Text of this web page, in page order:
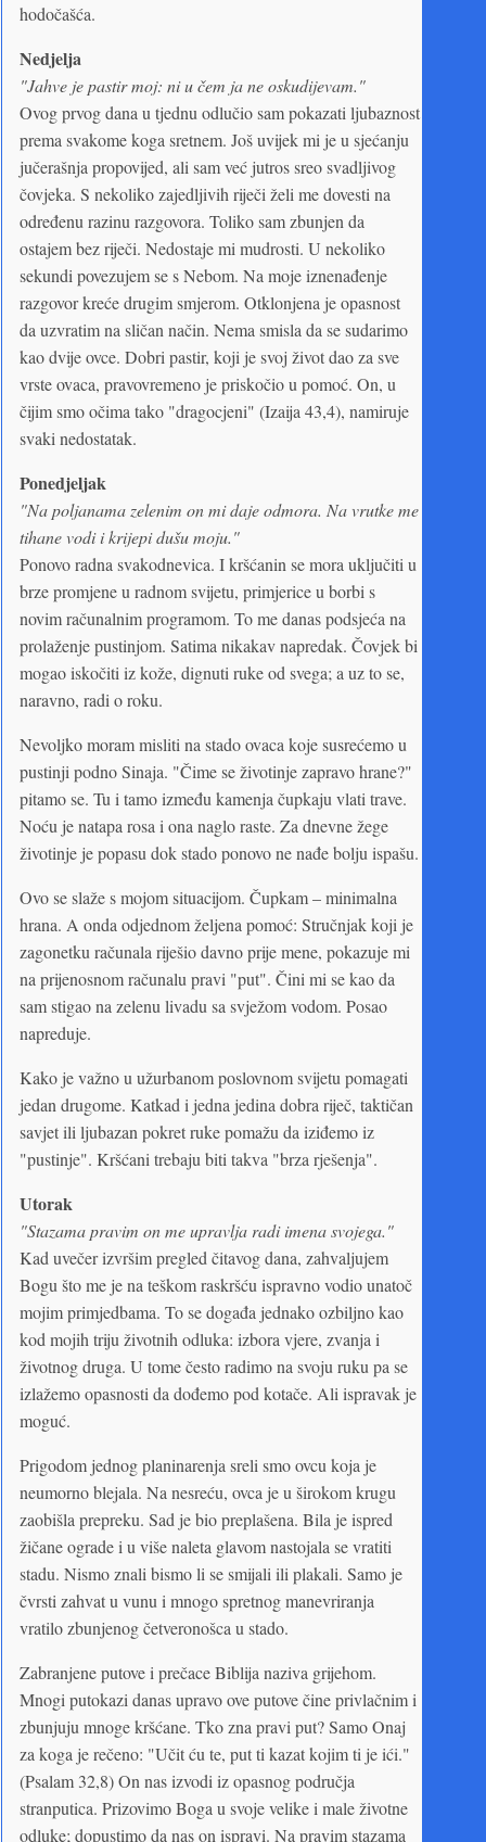
hodočašća.
Nedjelja
"Jahve je pastir moj: ni u čem ja ne oskudijevam."
Ovog prvog dana u tjednu odlučio sam pokazati ljubaznost
prema svakome koga sretnem. Još uvijek mi je u sjećanju
jučerašnja propovijed, ali sam već jutros sreo svadljivog
čovjeka. S nekoliko zajedljivih riječi želi me dovesti na
određenu razinu razgovora. Toliko sam zbunjen da
ostajem bez riječi. Nedostaje mi mudrosti. U nekoliko
sekundi povezujem se s Nebom. Na moje iznenađenje
razgovor kreće drugim smjerom. Otklonjena je opasnost
da uzvratim na sličan način. Nema smisla da se sudarimo
kao dvije ovce. Dobri pastir, koji je svoj život dao za sve
vrste ovaca, pravovremeno je priskočio u pomoć. On, u
čijim smo očima tako "dragocjeni" (Izaija 43,4), namiruje
svaki nedostatak.
Ponedjeljak
"Na poljanama zelenim on mi daje odmora. Na vrutke me
tihane vodi i krijepi dušu moju."
Ponovo radna svakodnevica. I kršćanin se mora uključiti u
brze promjene u radnom svijetu, primjerice u borbi s
novim računalnim programom. To me danas podsjeća na
prolaženje pustinjom. Satima nikakav napredak. Čovjek bi
mogao iskočiti iz kože, dignuti ruke od svega; a uz to se,
naravno, radi o roku.
Nevoljko moram misliti na stado ovaca koje susrećemo u
pustinji podno Sinaja. "Čime se životinje zapravo hrane?"
pitamo se. Tu i tamo između kamenja čupkaju vlati trave.
Noću je natapa rosa i ona naglo raste. Za dnevne žege
životinje je popasu dok stado ponovo ne nađe bolju ispašu.
Ovo se slaže s mojom situacijom. Čupkam – minimalna
hrana. A onda odjednom željena pomoć: Stručnjak koji je
zagonetku računala riješio davno prije mene, pokazuje mi
na prijenosnom računalu pravi "put". Čini mi se kao da
sam stigao na zelenu livadu sa svježom vodom. Posao
napreduje.
Kako je važno u užurbanom poslovnom svijetu pomagati
jedan drugome. Katkad i jedna jedina dobra riječ, taktičan
savjet ili ljubazan pokret ruke pomažu da iziđemo iz
"pustinje". Kršćani trebaju biti takva "brza rješenja".
Utorak
"Stazama pravim on me upravlja radi imena svojega."
Kad uvečer izvršim pregled čitavog dana, zahvaljujem
Bogu što me je na teškom raskršću ispravno vodio unatoč
mojim primjedbama. To se događa jednako ozbiljno kao
kod mojih triju životnih odluka: izbora vjere, zvanja i
životnog druga. U tome često radimo na svoju ruku pa se
izlažemo opasnosti da dođemo pod kotače. Ali ispravak je
moguć.
Prigodom jednog planinarenja sreli smo ovcu koja je
neumorno blejala. Na nesreću, ovca je u širokom krugu
zaobišla prepreku. Sad je bio preplašena. Bila je ispred
žičane ograde i u više naleta glavom nastojala se vratiti
stadu. Nismo znali bismo li se smijali ili plakali. Samo je
čvrsti zahvat u vunu i mnogo spretnog manevriranja
vratilo zbunjenog četveronošca u stado.
Zabranjene putove i prečace Biblija naziva grijehom.
Mnogi putokazi danas upravo ove putove čine privlačnim i
zbunjuju mnoge kršćane. Tko zna pravi put? Samo Onaj
za koga je rečeno: "Učit ću te, put ti kazat kojim ti je ići."
(Psalam 32,8) On nas izvodi iz opasnog područja
stranputica. Prizovimo Boga u svoje velike i male životne
odluke; dopustimo da nas on ispravi. Na pravim stazama